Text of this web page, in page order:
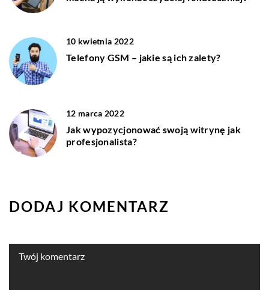
10 kwietnia 2022
Telefony GSM – jakie są ich zalety?
12 marca 2022
Jak wypozycjonować swoją witrynę jak
profesjonalista?
DODAJ KOMENTARZ